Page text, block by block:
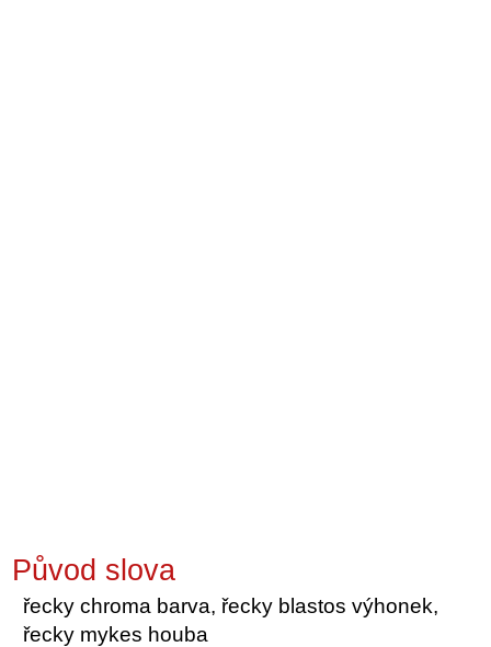
Původ slova
řecky chroma barva, řecky blastos výhonek,
řecky mykes houba